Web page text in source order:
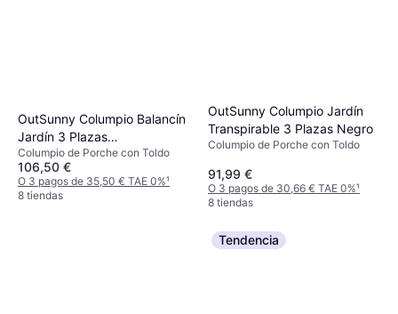
OutSunny Columpio Balancín
Jardín 3 Plazas
175x118x159 cm
Columpio de Porche con Toldo
106,50 €
O 3 pagos de 35,50 € TAE 0%¹
8 tiendas
OutSunny Columpio Jardín
Transpirable 3 Plazas Negro
Columpio de Porche con Toldo
91,99 €
O 3 pagos de 30,66 € TAE 0%¹
8 tiendas
Tendencia